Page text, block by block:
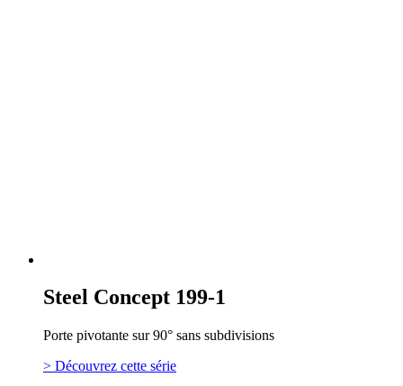
Steel Concept 199-1
Porte pivotante sur 90° sans subdivisions
> Découvrez cette série